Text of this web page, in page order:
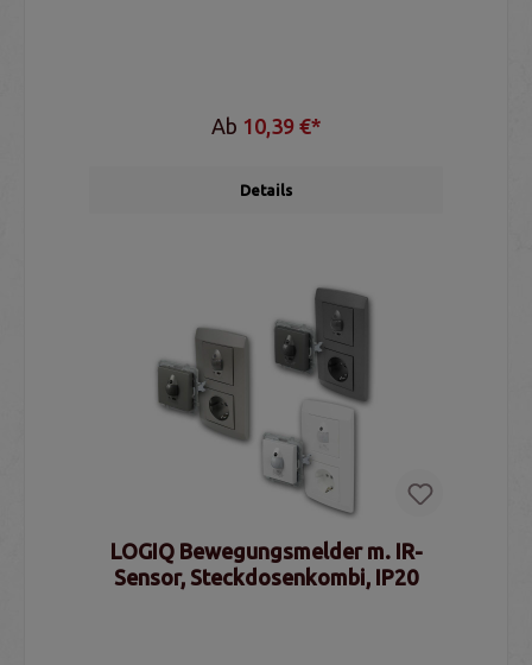
Ab 10,39 €*
Details
LOGIQ Bewegungsmelder m. IR-
Sensor, Steckdosenkombi, IP20